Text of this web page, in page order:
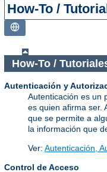
How-To /
How-To /
Autenticación y
Autenticación es un
es quien afirma ser.
que se permite a
la información que
Ver: Autenticación,
Control de Acceso